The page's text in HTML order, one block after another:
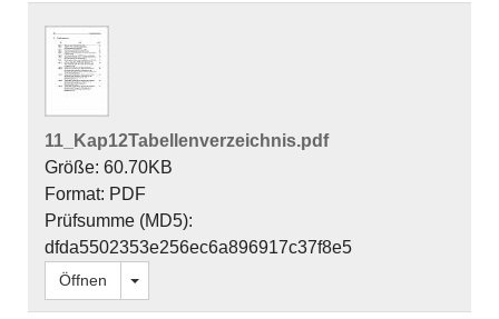
11_Kap12Tabellenverzeichnis.pdf
Größe: 60.70KB
Format: PDF
Prüfsumme (MD5):
dfda5502353e256ec6a896917c37f8e5
Öffnen Dropdown öffnen